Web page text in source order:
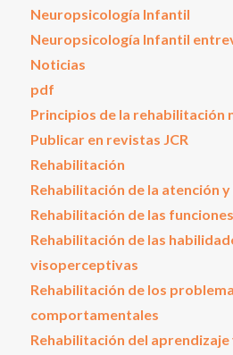
Neuropsicología Infantil
Neuropsicología Infantil
Noticias
pdf
Principios de la rehabilitación
Publicar en revistas JCR
Rehabilitación
Rehabilitación de la atención
Rehabilitación de las
Rehabilitación de las
visoperceptivas
Rehabilitación de los
comportamentales
Rehabilitación del aprendizaje